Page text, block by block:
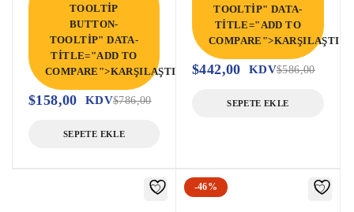
Motor Beyni, Oto beyin, Motor beyini,
Oto beyni, Oto beyinci, Abs beyni, Çıkma
Abs beyni,
Çıkma Motor Beyni, Çıkma Oto beyin,
Çıkma Motor beyini, Çıkma Oto beyni,
Çıkma Otomatik Şanzıman Beyni, Çıkma
TOOLTIP
BUTTON-
TOOLTIP" DATA-
TITLE="ADD TO
COMPARE">KARŞILAŞTIR</SPAN>
$786,00
$158,00 KDV
SEPETE EKLE
TOOLTIP" DATA-
TITLE="ADD TO
$586,00
$442,00 KDV
SEPETE EKLE
-46%